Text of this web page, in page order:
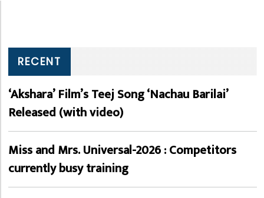
RECENT
‘Akshara’ Film’s Teej Song ‘Nachau Barilai’
Released (with video)
Miss and Mrs. Universal-2026 : Competitors
currently busy training